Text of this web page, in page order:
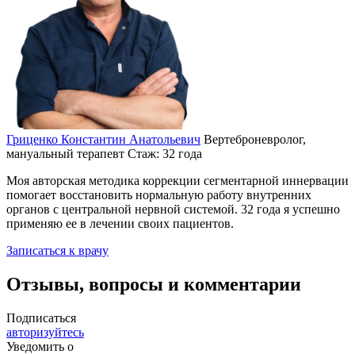
Гриценко Константин Анатольевич Вертеброневролог,
мануальный терапевт Стаж: 32 года
Моя авторская методика коррекции сегментарной иннервации
помогает восстановить нормальную работу внутренних
органов с центральной нервной системой. 32 года я успешно
применяю ее в лечении своих пациентов.
Записаться к врачу
Отзывы, вопросы и комментарии
Подписаться
авторизуйтесь
Уведомить о